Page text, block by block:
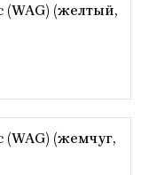
(желтый,
(жемчуг,